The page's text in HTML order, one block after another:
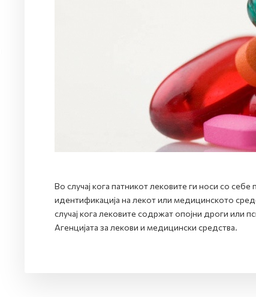
Во случај кога патникот лековите ги носи со
идентификација на лекот или медицинското
случај кога лековите содржат опојни дроги или
Агенцијата за лекови и медицински средства.